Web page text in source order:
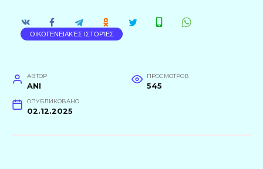
ΟΙΚΟΓΕΝΕΙΑΚΈΣ ΙΣΤΟΡΊΕΣ
АВТОР
ANI
ПРОСМОТРОВ
545
ОПУБЛИКОВАНО
02.12.2025